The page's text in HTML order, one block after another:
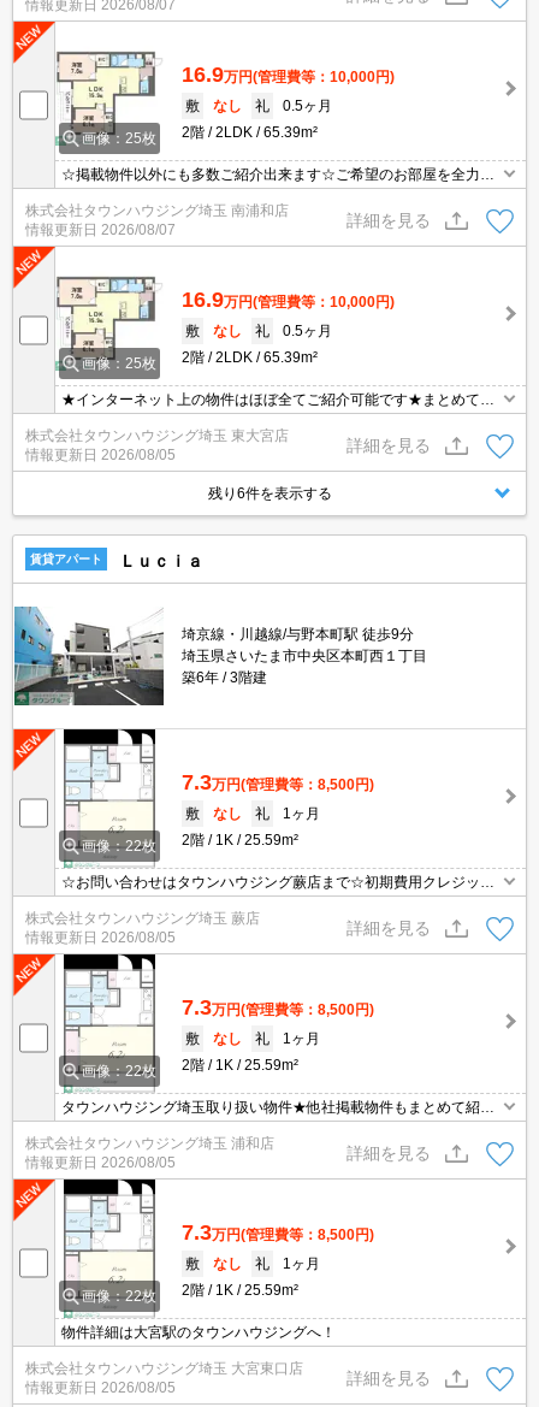
情報更新日 2026/08/07
画像：25枚
16.9万円(管理費等：10,000円)
敷
なし 礼
0.5ヶ月
2階
2LDK 65.39m²
☆掲載物件以外にも多数ご紹介出来ます☆ご希望のお部屋を全力で
お探しさせて頂きます♪
株式会社タウンハウジング埼玉 南浦和店
情報更新日 2026/08/07
詳細を見る
画像：25枚
16.9万円(管理費等：10,000円)
敷
なし 礼
0.5ヶ月
2階
2LDK 65.39m²
★インターネット上の物件はほぼ全てご紹介可能です★まとめてご
紹介致します★お部屋探しは情報量地域No１の★タウンハウジング
東大宮店まで★
株式会社タウンハウジング埼玉 東大宮店
情報更新日 2026/08/05
詳細を見る
残り6件を表示する
賃貸アパート Ｌｕｃｉａ
埼京線・川越線/与野本町駅 徒歩9分
埼玉県さいたま市中央区本町西１丁目
築6年
3階建
画像：22枚
7.3万円(管理費等：8,500円)
敷
なし 礼
1ヶ月
2階
1K 25.59m²
☆お問い合わせはタウンハウジング蕨店まで☆初期費用クレジット
決済相談☆オンラインでの内見・契約もお気軽にご相談ください！
株式会社タウンハウジング埼玉 蕨店
情報更新日 2026/08/05
詳細を見る
画像：22枚
7.3万円(管理費等：8,500円)
敷
なし 礼
1ヶ月
2階
1K 25.59m²
タウンハウジング埼玉取り扱い物件★他社掲載物件もまとめて紹介
できます・オンラインでの面談＆見学も対応
株式会社タウンハウジング埼玉 浦和店
情報更新日 2026/08/05
詳細を見る
画像：22枚
7.3万円(管理費等：8,500円)
敷
なし 礼
1ヶ月
2階
1K 25.59m²
物件詳細は大宮駅のタウンハウジングへ！
株式会社タウンハウジング埼玉 大宮東口店
情報更新日 2026/08/05
詳細を見る